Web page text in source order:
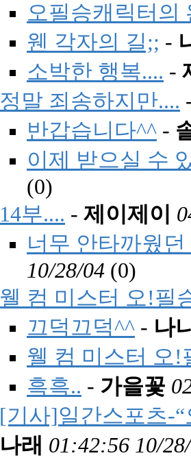
오필승캐릭터의
웬 각자의 길;; -
소박한 행복.... -
정말 죄송하지만....
반갑습니다^^ -
이제 받으실 수
(0)
14부.... - 제이제이
너무 안타까웠
10/28/04 (0)
웰 컴 미스터 오!필
끄덕끄덕^^ - 나
웰 컴 미스터 오!
흑흑.. - 가을꽃
[기사]일간스포츠-
나래 01:42:56 10/